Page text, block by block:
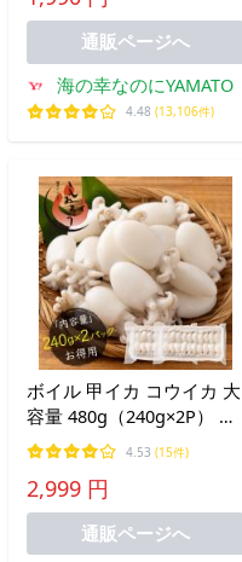
感 ASMR SNSで人気 爆買
通販ページへ
海の幸なのにYAMATO
4.48 (13,106件)
ボイル 甲イカ コウイカ 大
容量 480g（240g×2P） こ
ういか 冷凍 お刺身 寿司ネ
タ お寿司 いか イカ お取
り寄せ グルメ 魚介 産地直
送 お中元 御中元 爆買
4.53 (15件)
2,999 円
通販ページへ